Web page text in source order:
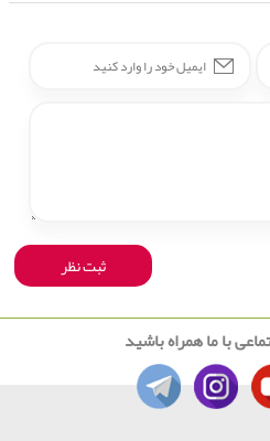
با ما همراه باشید